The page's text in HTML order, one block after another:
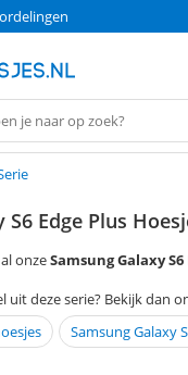
Edge Plus
onzeSamsung Galaxy
hoesje te komen. Als
8451321 of mailen naar
We willen je zo snel
uit deze serie? Bekijk dan
Samsung Galaxy